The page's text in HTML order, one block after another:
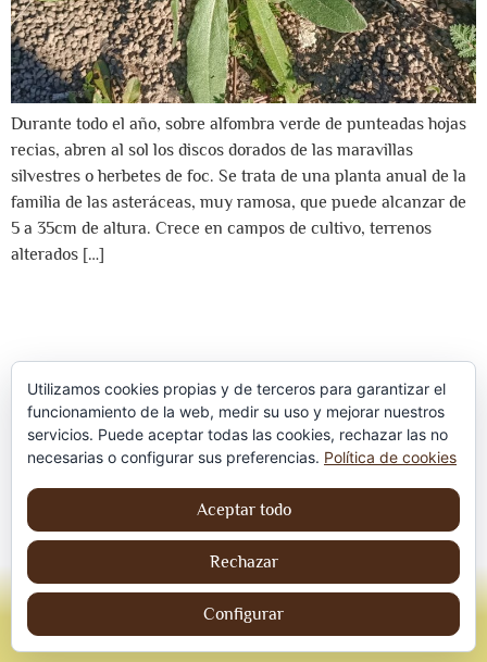
Durante todo el año, sobre alfombra verde de punteadas hojas
recias, abren al sol los discos dorados de las maravillas
silvestres o herbetes de foc. Se trata de una planta anual de la
familia de las asteráceas, muy ramosa, que puede alcanzar de
5 a 35cm de altura. Crece en campos de cultivo, terrenos
alterados […]
Política de privacidad
Aviso Legal
Política de cookies
© Jordi contreraS – Todos los derechos
reservados
Utilizamos cookies propias y de terceros para garantizar el
funcionamiento de la web, medir su uso y mejorar nuestros
servicios. Puede aceptar todas las cookies, rechazar las no
necesarias o configurar sus preferencias. Política de cookies
Aceptar todo
Rechazar
Configurar